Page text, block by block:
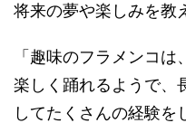
将来の夢や楽しみを教
「趣味のフラメンコ
楽しく踊れるようで、
してたくさんの経験を